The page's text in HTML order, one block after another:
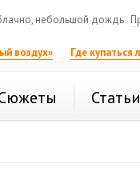
небольшой дождь
воздух» Где купаться
Статьи